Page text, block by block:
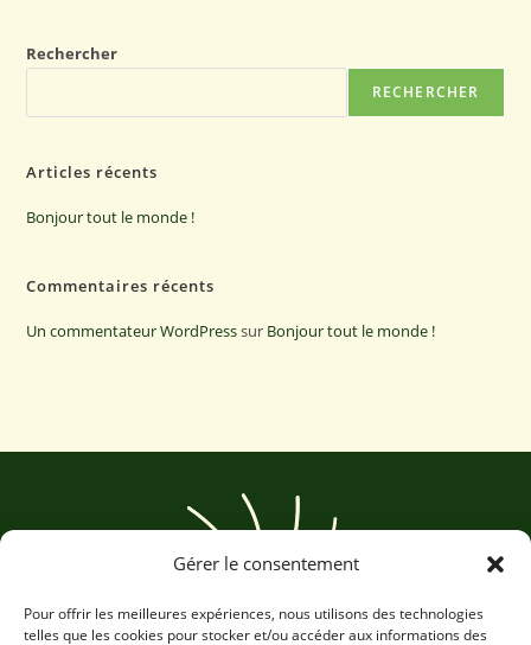
Gérer le consentement
Pour offrir les meilleures expériences, nous utilisons des technologies
telles que les cookies pour stocker et/ou accéder aux informations des
Rechercher
RECHERCHER
Articles récents
Bonjour tout le monde !
Commentaires récents
Un commentateur WordPresssur Bonjour tout le monde !